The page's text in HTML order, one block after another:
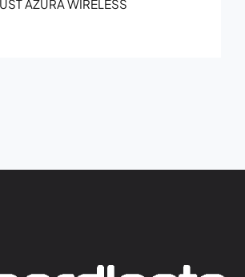
AZURA WIRELESS